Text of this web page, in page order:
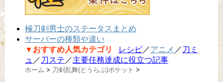
極刀剣男士のステータスまとめ
サーバーの種類や違い
▼おすすめ人気カテゴリ
レシピ／アニメ ／ 刀ミ
ュ ／ 刀ステ ／主要任務達成に役立つ記事
ホーム > 刀剣乱舞(とうらぶ)ポケット >